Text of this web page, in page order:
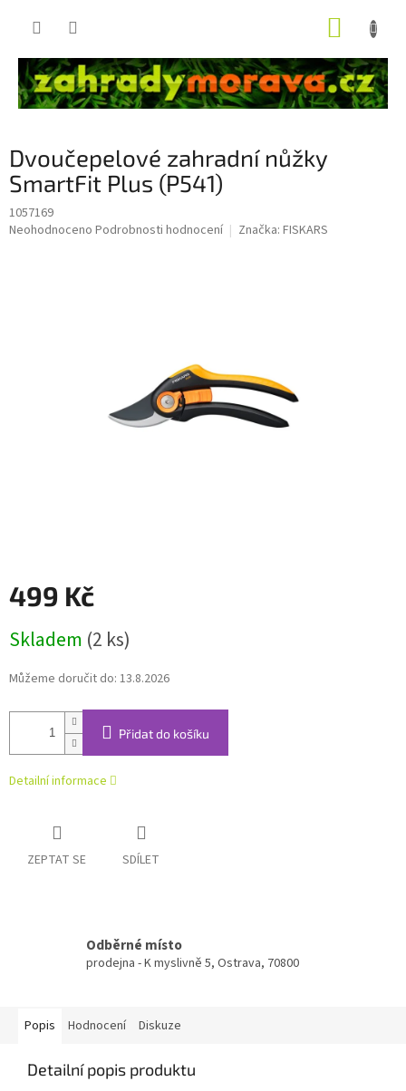
Dvoučepelové zahradní nůžky
SmartFit Plus (P541)
1057169
Průměrné
Neohodnoceno Podrobnosti hodnocení Značka: FISKARS
499 Kč
cena:
Skladem (2 ks)
Můžeme doručit do: 13.8.2026
Přidat do košíku
Detailní informace
ZEPTAT SE SDÍLET
Odběrné místo
prodejna - K myslivně 5, Ostrava, 70800
Popis Hodnocení Diskuze
Detailní popis produktu